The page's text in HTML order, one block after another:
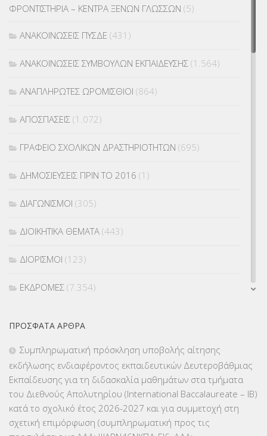
ΦΡΟΝΤΙΣΤΗΡΙΑ – ΚΕΝΤΡΑ ΞΕΝΩΝ ΓΛΩΣΣΩΝ (5)
ΑΝΑΚΟΙΝΩΣΕΙΣ ΠΥΣΔΕ (431)
ΑΝΑΚΟΙΝΩΣΕΙΣ ΣΥΜΒΟΥΛΩΝ ΕΚΠΑΙΔΕΥΣΗΣ (1.564)
ΑΝΑΠΛΗΡΩΤΕΣ ΩΡΟΜΙΣΘΙΟΙ (864)
ΑΠΟΣΠΑΣΕΙΣ (1.072)
ΓΡΑΦΕΙΟ ΣΧΟΛΙΚΩΝ ΔΡΑΣΤΗΡΙΟΤΗΤΩΝ (695)
ΔΗΜΟΣΙΕΥΣΕΙΣ ΠΡΙΝ ΤΟ 2016 (1)
ΔΙΑΓΩΝΙΣΜΟΙ (305)
ΔΙΟΙΚΗΤΙΚΑ ΘΕΜΑΤΑ (443)
ΔΙΟΡΙΣΜΟΙ (123)
ΕΚΔΡΟΜΕΣ (7.354)
ΕΠΙΜΟΡΦΩΣΗ Τ.Π.Ε.(10)
ΕΥΡΩΠΑΪΚΑ ΠΡΟΓΡΑΜΜΑΤΑ(230)
ΚΕΣΥ (60)
ΠΡΌΣΦΑΤΑ ΆΡΘΡΑ
Συμπληρωματική πρόσκληση υποβολής αίτησης
εκδήλωσης ενδιαφέροντος εκπαιδευτικών Δευτεροβάθμιας
Εκπαίδευσης για τη διδασκαλία μαθημάτων στα τμήματα
του Διεθνούς Απολυτηρίου (International Baccalaureate – IB)
κατά το σχολικό έτος 2026-2027 και για συμμετοχή στη
σχετική επιμόρφωση (συμπληρωματική προς τις